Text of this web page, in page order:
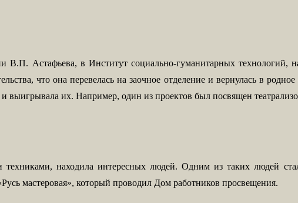
Астафьева, в Институт социально-гуманитарных технологий,
что она перевелась на заочное отделение и вернулась в
выигрывала их. Например, один из проектов был посвящен
техниками, находила интересных людей. Одним из таких людей
мастеровая», который проводил Дом работников просвещения.